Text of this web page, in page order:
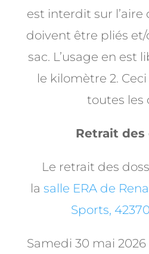
est interdit sur l’aire
doivent être pliés
sac. L’usage en est
le kilomètre 2.
toutes les
Retrait des
Le retrait des
la salle ERA de
Sports,
Samedi 30 mai 2026